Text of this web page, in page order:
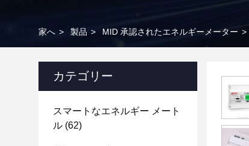
家へ > 製品 > MID 承認されたエネルギーメーター >
カテゴリー
スマートなエネルギー メート
ル (62)